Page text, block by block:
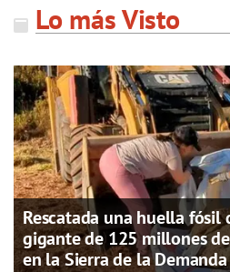
Lo más Visto
Rescatada una huella fósil
gigante de 125 millones
en la Sierra de la Demanda